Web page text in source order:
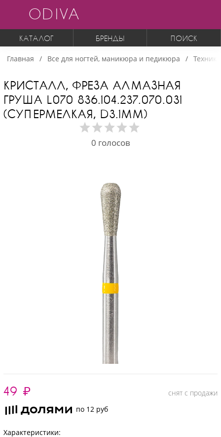
ODIVA
КАТАЛОГ БРЕНДЫ ПОИСК
Главная Все для ногтей, маникюра и педикюра
КРИСТАЛЛ, ФРЕЗА АЛМАЗНАЯ
ГРУША L070 836.104.237.070.031
(СУПЕРМЕЛКАЯ, D3.1ММ)
0 голосов
49 ₽
снят с продажи
по 12 руб
Характеристики: